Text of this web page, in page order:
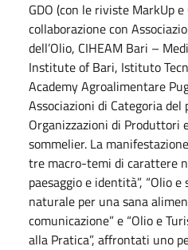
GDO (con le riviste MarkUp e
collaborazione con
dell’Olio, CIHEAM Bari –
Institute of Bari, Istituto
Academy Agroalimentare
Associazioni di Categoria
Organizzazioni di Produttori
sommelier. La
tre macro-temi di carattere
paesaggio e identità”, “Olio
naturale per una sana
comunicazione” e “Olio e
alla Pratica”, affrontati uno